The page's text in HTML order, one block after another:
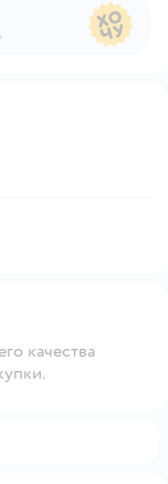
качества